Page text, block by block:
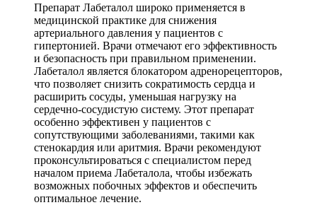
Препарат Лабеталол широко применяется в
медицинской практике для снижения
артериального давления у пациентов с
гипертонией. Врачи отмечают его эффективность
и безопасность при правильном применении.
Лабеталол является блокатором адренорецепторов,
что позволяет снизить сократимость сердца и
расширить сосуды, уменьшая нагрузку на
сердечно-сосудистую систему. Этот препарат
особенно эффективен у пациентов с
сопутствующими заболеваниями, такими как
стенокардия или аритмия. Врачи рекомендуют
проконсультироваться с специалистом перед
началом приема Лабеталола, чтобы избежать
возможных побочных эффектов и обеспечить
оптимальное лечение.